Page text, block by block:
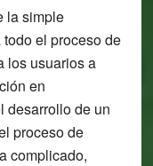
la simple
el proceso de
los usuarios a
en
desarrollo de un
proceso de
complicado,